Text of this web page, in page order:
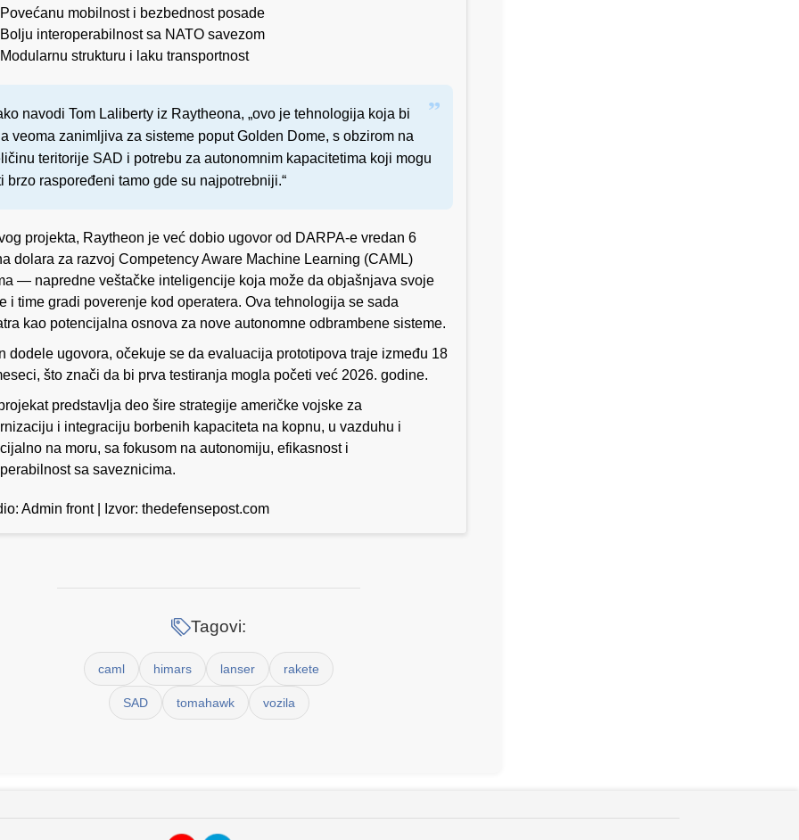
Povećanu mobilnost i bezbednost posade
Bolju interoperabilnost sa NATO savezom
Modularnu strukturu i laku transportnost
navodi Tom Laliberty iz Raytheona, „ovo je tehnologija koja bi
veoma zanimljiva za sisteme poput Golden Dome, s obzirom na
teritorije SAD i potrebu za autonomnim kapacitetima koji mogu
brzo raspoređeni tamo gde su najpotrebniji.“
projekta, Raytheon je već dobio ugovor od DARPA-e vredan 6
dolara za razvoj Competency Aware Machine Learning (CAML)
— napredne veštačke inteligencije koja može da objašnjava svoje
i time gradi poverenje kod operatera. Ova tehnologija se sada
kao potencijalna osnova za nove autonomne odbrambene sisteme.
dodele ugovora, očekuje se da evaluacija prototipova traje između 18
što znači da bi prva testiranja mogla početi već 2026. godine.
predstavlja deo šire strategije američke vojske za
i integraciju borbenih kapaciteta na kopnu, u vazduhu i
na moru, sa fokusom na autonomiju, efikasnost i
sa saveznicima.
Admin front | Izvor: thedefensepost.com
Tagovi:
caml himars lanser rakete
SAD tomahawk vozila